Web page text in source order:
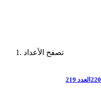
تصفح الأعداد
العدد 219